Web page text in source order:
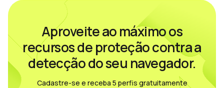
Aproveite ao máximo os
recursos de proteção contra a
detecção do seu navegador.
Cadastre-se e receba 5 perfis gratuitamente